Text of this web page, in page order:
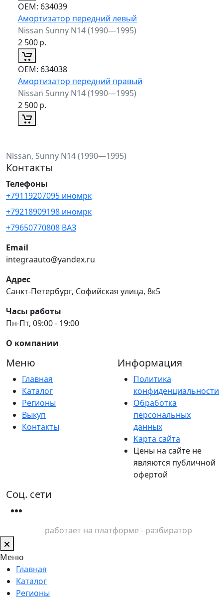
ОЕМ: 634039
Амортизатор передний левый
Nissan Sunny N14 (1990—1995)
2 500р.
ОЕМ: 634038
Амортизатор передний правый
Nissan Sunny N14 (1990—1995)
2 500р.
Nissan, Sunny N14 (1990—1995)
Контакты
Телефоны
+79119207095 иномрк
+79218909198 иномрк
+79650770808 ВАЗ
Email
integraauto@yandex.ru
Адрес
Санкт-Петербург, Софийская улица, 8к5
Часы работы
Пн-Пт, 09:00 - 19:00
О компании
Меню
Главная
Каталог
Регионы
Выкуп
Контакты
Информация
Политика
конфиденциальности
Обработка
персональных
данных
Карта сайта
Цены на сайте не
являются публичной
офертой
Соц. сети
работает на платформе - разбиратор
Меню
Главная
Каталог
Регионы